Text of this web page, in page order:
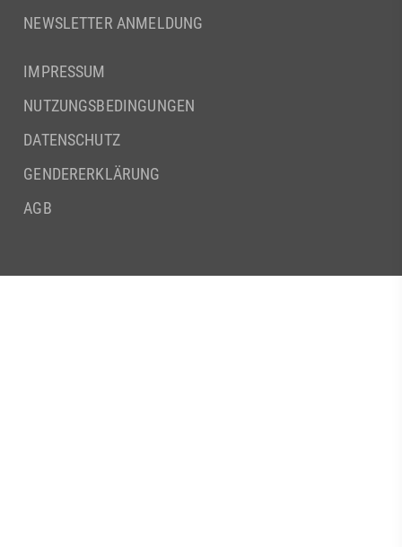
NEWSLETTER ANMELDUNG
IMPRESSUM
NUTZUNGSBEDINGUNGEN
DATENSCHUTZ
GENDERERKLÄRUNG
AGB